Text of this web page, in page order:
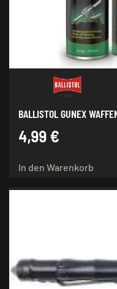
BALLISTOL GUNEX
4,99 €
In den Warenkorb